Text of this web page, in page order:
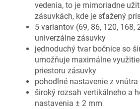
vedenia, to je mimoriadne
zásuvkách, kde je sťažený
5 variantov (69, 86, 120, 168,
univerzálne zásuvky
jednoduchý tvar bočnice so
umožňuje maximálne
priestoru zásuvky
pohodlné nastavenie z
široký rozsah vertikálneho a
nastavenia ± 2 mm